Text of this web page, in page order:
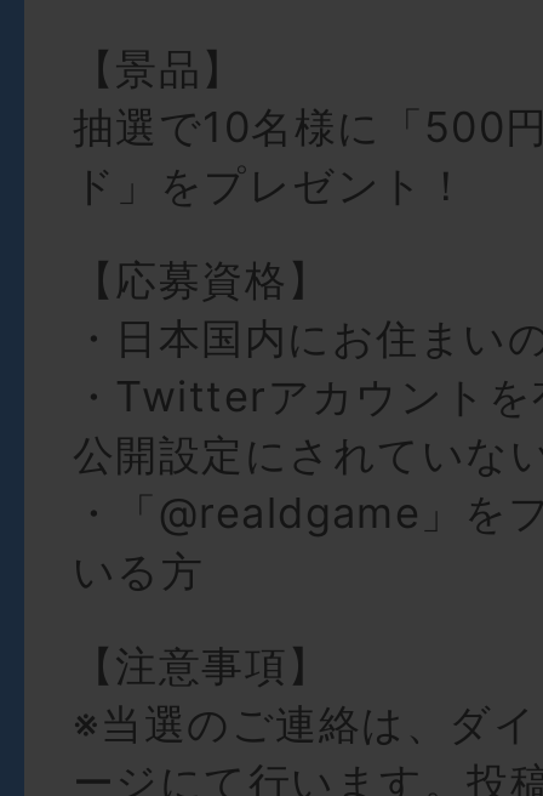
【景品】
抽選で10名様に「500
ド」をプレゼント！
【応募資格】
・日本国内にお住まい
・Twitterアカウント
公開設定にされていな
・「@realdgame」を
いる方
【注意事項】
※当選のご連絡は、ダ
ージにて行います。投